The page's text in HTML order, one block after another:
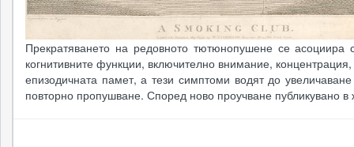
Прекратяването на редовното тютюнопушене се асоциира
когнитивните функции, включително внимание,
епизодичната памет, а тези симптоми водят до
повторно пропушване. Според ново проучване публикувано в